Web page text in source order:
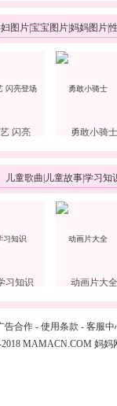
图片宝宝图片妈妈图片
闪亮 勇敢小骑士
儿童歌曲 儿童故事学习知
习知识 动画片大全
告合作 - 使用条款 - 客服中
MAMACN.COM 妈妈